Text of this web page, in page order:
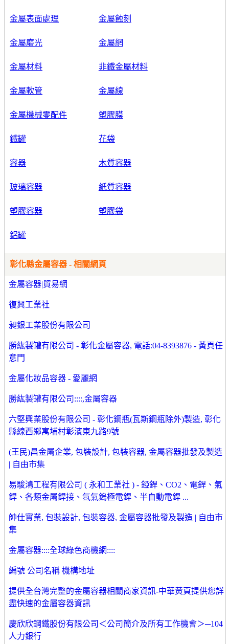
金屬表面處理 金屬蝕刻
金屬磨光 金屬網
金屬材料 非鐵金屬材料
金屬軟管 金屬線
金屬機械零配件 塑膠膜
鐵罐 花袋
容器 木質容器
玻璃容器 紙質容器
塑膠容器 塑膠袋
鋁罐
彰化縣金屬容器 - 相關網頁
金屬容器|貿易網
復興工業社
昶銀工業股份有限公司
勝紘製罐有限公司 - 彰化金屬容器, 電話:04-8393876 - 黃頁任
意門
金屬化妝品容器 - 愛麗網
勝紘製罐有限公司::::,金屬容器
六堅興業股份有限公司 - 彰化鋼瓶(瓦斯鋼瓶除外)製造, 彰化
縣線西鄉寓埔村彰濱東九路9號
(王民)昌金屬企業, 包裝設計, 包裝容器, 金屬容器批發及製造
| 自由市集
易駿鴻工程有限公司 ( 永和工業社 ) - 錏銲、CO2、電銲、氣
銲、各類金屬銲接、氬氣鎢極電銲、半自動電銲 ...
帥仕實業, 包裝設計, 包裝容器, 金屬容器批發及製造 | 自由市
集
金屬容器::::全球綠色商機網::::
編號 公司名稱 機構地址
提供全台灣完整的金屬容器相關商家資訊-中華黃頁提供您詳
盡快速的金屬容器資訊
慶欣欣鋼鐵股份有限公司＜公司簡介及所有工作機會＞─104
人力銀行